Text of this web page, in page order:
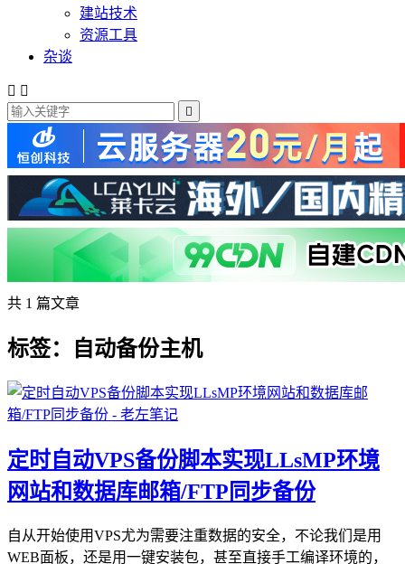
建站技术
资源工具
杂谈
 

共 1 篇文章
标签：自动备份主机
定时自动VPS备份脚本实现LLsMP环境
网站和数据库邮箱/FTP同步备份
自从开始使用VPS尤为需要注重数据的安全，不论我们是用
WEB面板，还是用一键安装包，甚至直接手工编译环境的，